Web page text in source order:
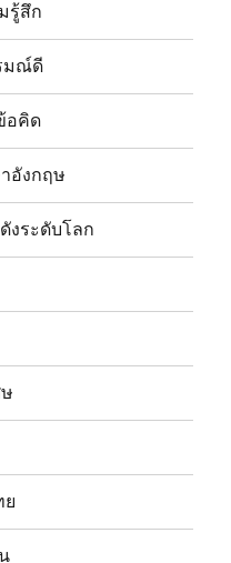
รู้สึก
มณ์ดี
อคิด
อังกฤษ
งระดับโลก
ย